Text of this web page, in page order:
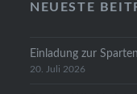
NEUESTE
Einladung zur
20. Juli 2026